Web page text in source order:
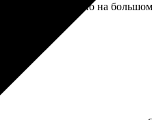
криво, но на большом